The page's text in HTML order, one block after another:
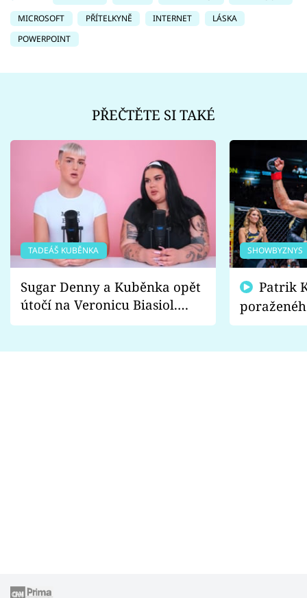
MICROSOFT
PŘÍTELKYNĚ INTERNET
LÁSKA
POWERPOINT
PŘEČTĚTE SI TAKÉ
TADEÁŠ KUBĚNKA
Sugar Denny a Kuběnka opět
útočí na Veronicu Biasiol.
Proč je podle nich falešná a
SHOWBYZNYS
fanoušci